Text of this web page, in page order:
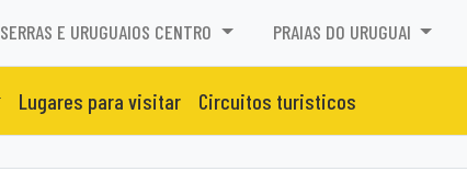
SERRAS E URUGUAIOS CENTRO PRAIAS DO URUGUAI
Lugares para visitar Circuitos turisticos